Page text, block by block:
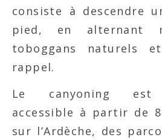
consiste à descendre
pied, en alternant
toboggans naturels
rappel.
Le canyoning est
accessible à partir de
sur l’Ardèche, des